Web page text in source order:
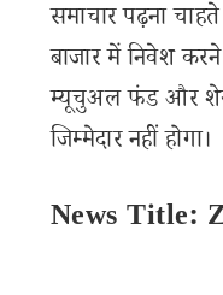
समाचार पढ़ना
बाजार में निवेश
म्यूचुअल फंड और शेयर
जिम्मेदार नहीं होगा।
News Title: